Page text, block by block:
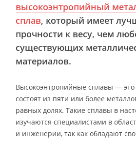
высокоэнтропийный
сплав, который имеет
прочности к весу, чем
существующих
материалов.
Высокоэнтропийные сплавы —
состоят из пяти или более
равных долях. Такие сплавы в
изучаются специалистами в
и инженерии, так как обладают